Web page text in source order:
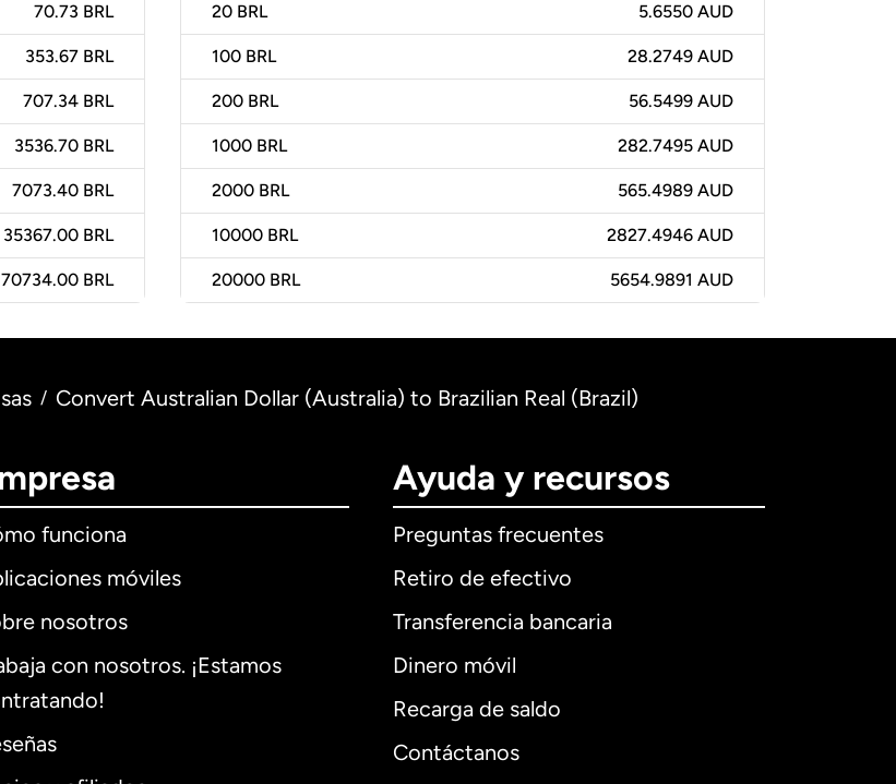
70.73 BRL
353.67 BRL
707.34 BRL
3536.70 BRL
7073.40 BRL
35367.00 BRL
70734.00 BRL
20 BRL 5.6550 AUD
100 BRL 28.2749 AUD
200 BRL 56.5499 AUD
1000 BRL 282.7495 AUD
2000 BRL 565.4989 AUD
10000 BRL 2827.4946 AUD
20000 BRL 5654.9891 AUD
/ Convert Australian Dollar (Australia) to Brazilian Real (Brazil)
funciona
móviles
nosotros
con nosotros. ¡Estamos
Ayuda y recursos
Preguntas frecuentes
Retiro de efectivo
Transferencia bancaria
Dinero móvil
Recarga de saldo
Contáctanos